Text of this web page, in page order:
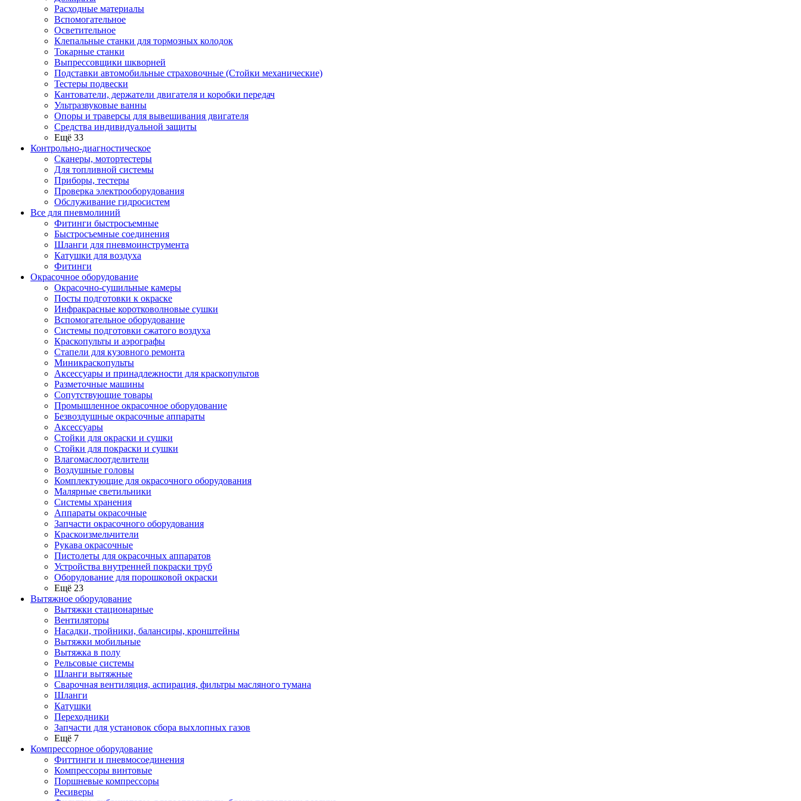
Расходные материалы
Вспомогательное
Осветительное
Клепальные станки для тормозных колодок
Токарные станки
Выпрессовщики шкворней
Подставки автомобильные страховочные (Стойки механические)
Тестеры подвески
Кантователи, держатели двигателя и коробки передач
Ультразвуковые ванны
Опоры и траверсы для вывешивания двигателя
Средства индивидуальной защиты
Ещё 33
Контрольно-диагностическое
Сканеры, мотортестеры
Для топливной системы
Приборы, тестеры
Проверка электрооборудования
Обслуживание гидросистем
Все для пневмолиний
Фитинги быстросъемные
Быстросъемные соединения
Шланги для пневмоинструмента
Катушки для воздуха
Фитинги
Окрасочное оборудование
Окрасочно-сушильные камеры
Посты подготовки к окраске
Инфракрасные коротковолновые сушки
Вспомогательное оборудование
Системы подготовки сжатого воздуха
Краскопульты и аэрографы
Стапели для кузовного ремонта
Миникраскопульты
Аксессуары и принадлежности для краскопультов
Разметочные машины
Сопутствующие товары
Промышленное окрасочное оборудование
Безвоздушные окрасочные аппараты
Аксессуары
Стойки для окраски и сушки
Стойки для покраски и сушки
Влагомаслоотделители
Воздушные головы
Комплектующие для окрасочного оборудования
Малярные светильники
Системы хранения
Аппараты окрасочные
Запчасти окрасочного оборудования
Краскоизмельчители
Рукава окрасочные
Пистолеты для окрасочных аппаратов
Устройства внутренней покраски труб
Оборудование для порошковой окраски
Ещё 23
Вытяжное оборудование
Вытяжки стационарные
Вентиляторы
Насадки, тройники, балансиры, кронштейны
Вытяжки мобильные
Вытяжка в полу
Рельсовые системы
Шланги вытяжные
Сварочная вентиляция, аспирация, фильтры масляного тумана
Шланги
Катушки
Переходники
Запчасти для установок сбора выхлопных газов
Ещё 7
Компрессорное оборудование
Фиттинги и пневмосоединения
Компрессоры винтовые
Поршневые компрессоры
Ресиверы